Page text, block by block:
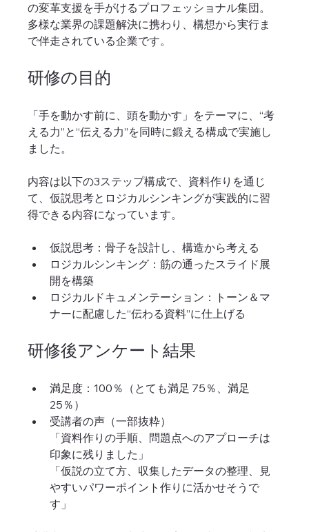
の変革支援を手がけるプロフェッショナル集団。
多様な業界の課題解決に携わり、構想から実行ま
で伴走されている企業です。
研修の目的
「手を動かす前に、頭を動かす」をテーマに、“考
える力”と“伝える力”を同時に鍛える構成で実施し
ました。
内容は以下の3ステップ構成で、資料作りを通じ
て、仮説思考とロジカルシンキングが実践的に習
得できる内容になっています。
仮説思考：骨子を設計し、構造から考える
ロジカルシンキング：筋の通ったスライド展
開を構築
ロジカルドキュメンテーション：トーン＆マ
ナーに配慮した“伝わる資料”に仕上げる
研修後アンケート結果
満足度：100％（とても満足 75％、満足
25％）
受講者の声（一部抜粋）
「資料作りの手順、問題点へのアプローチは
印象に残りました」
「仮説の立て方、収集したデータの整理、見
やすいパワーポイント作りに活かせそうで
す」